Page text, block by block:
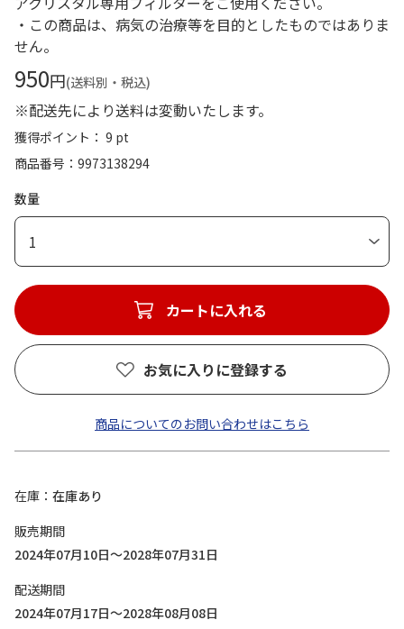
・この商品は、病気の治療等を目的としたものではありま
せん。
950円(送料別・税込)
※配送先により送料は変動いたします。
獲得ポイント： 9 pt
商品番号
9973138294
数量
1
カートに入れる
お気に入りに登録する
商品についてのお問い合わせはこちら
在庫
在庫あり
販売期間
2024年07月10日～2028年07月31日
配送期間
2024年07月17日～2028年08月08日